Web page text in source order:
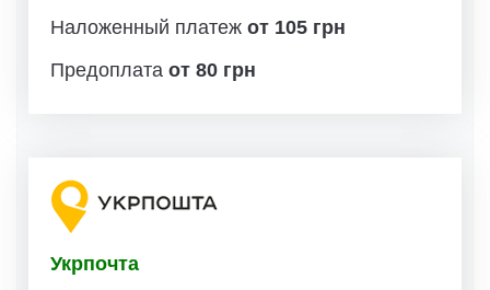
Наложенный платеж от 105 грн
Предоплата от 80 грн
Укрпочта